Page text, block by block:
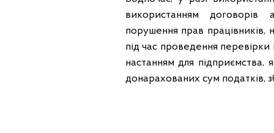
використанням договорів
порушення прав працівників,
під час проведення
настанням для підприємства,
донарахованих сум податків,